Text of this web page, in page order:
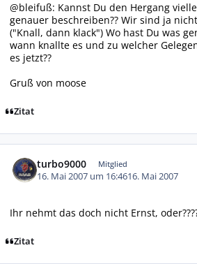
@bleifuß: Kannst Du den Hergang
genauer beschreiben?? Wir sind ja
("Knall, dann klack") Wo hast Du was
wann knallte es und zu welcher
es jetzt??
Gruß von moose
Zitat
turbo9000 Mitglied
16. Mai 2007 um 16:4616. Mai 2007
Ihr nehmt das doch nicht Ernst,
Zitat